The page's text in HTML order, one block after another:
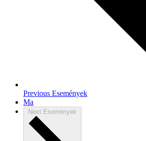
Previous Események
Ma
Next Események